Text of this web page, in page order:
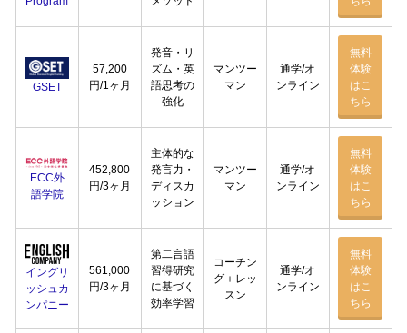
GSET
57,200
円/1ヶ月
発音・リ
ズム・英
語思考の
強化
マンツー
マン
通学/オ
ンライン
無料
体験
はこ
ちら
ECC外
語学院
452,800
円/3ヶ月
主体的な
発言力・
ディスカ
ッション
マンツー
マン
通学/オ
ンライン
無料
体験
はこ
ちら
イングリ
ッシュカ
ンパニー
561,000
円/3ヶ月
第二言語
習得研究
に基づく
効率学習
コーチン
グ＋レッ
スン
通学/オ
ンライン
無料
体験
はこ
ちら